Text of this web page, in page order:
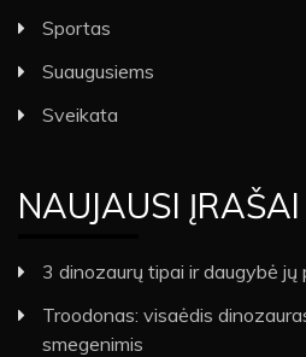
Sportas
Suaugusiems
Sveikata
NAUJAUSI ĮRAŠAI
3 dinozaurų tipai ir daugybė jų
Troodonas: visaėdis
smegenimis